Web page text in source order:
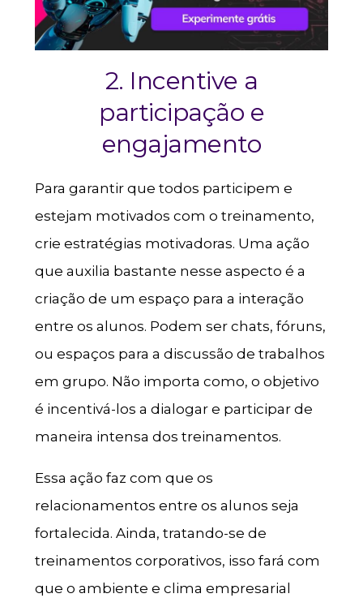
2. Incentive a
participação e
engajamento
Para garantir que todos participem e
estejam motivados com o treinamento,
crie estratégias motivadoras. Uma ação
que auxilia bastante nesse aspecto é a
criação de um espaço para a interação
entre os alunos. Podem ser chats, fóruns,
ou espaços para a discussão de trabalhos
em grupo. Não importa como, o objetivo
é incentivá-los a dialogar e participar de
maneira intensa dos treinamentos.
Essa ação faz com que os
relacionamentos entre os alunos seja
fortalecida. Ainda, tratando-se de
treinamentos corporativos, isso fará com
que o ambiente e clima empresarial